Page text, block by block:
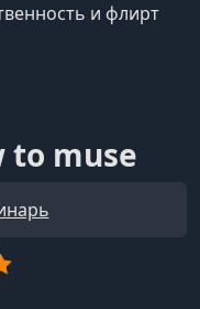
и флирт
to muse